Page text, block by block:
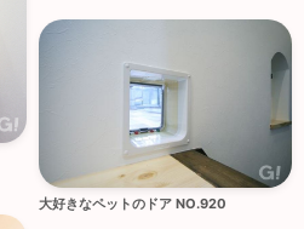
大好きなペットのドア NO.920